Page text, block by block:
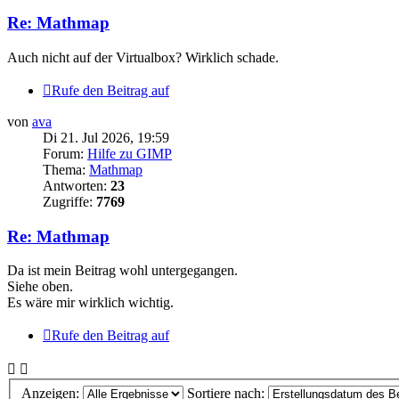
Re: Mathmap
Auch nicht auf der Virtualbox? Wirklich schade.
Rufe den Beitrag auf
von ava
Di 21. Jul 2026, 19:59
Forum: Hilfe zu GIMP
Thema: Mathmap
Antworten: 23
Zugriffe: 7769
Re: Mathmap
Da ist mein Beitrag wohl untergegangen.
Siehe oben.
Es wäre mir wirklich wichtig.
Rufe den Beitrag auf
Anzeigen: Sortiere nach: